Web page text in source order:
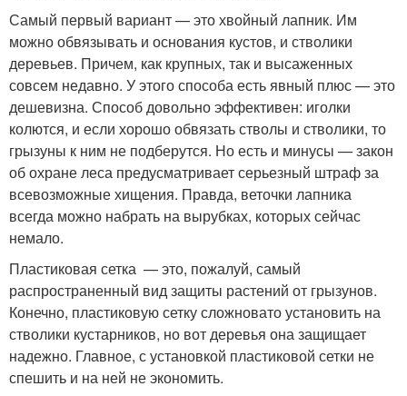
Самый первый вариант — это хвойный лапник. Им
можно обвязывать и основания кустов, и стволики
деревьев. Причем, как крупных, так и высаженных
совсем недавно. У этого способа есть явный плюс — это
дешевизна. Способ довольно эффективен: иголки
колются, и если хорошо обвязать стволы и стволики, то
грызуны к ним не подберутся. Но есть и минусы — закон
об охране леса предусматривает серьезный штраф за
всевозможные хищения. Правда, веточки лапника
всегда можно набрать на вырубках, которых сейчас
немало.
Пластиковая сетка — это, пожалуй, самый
распространенный вид защиты растений от грызунов.
Конечно, пластиковую сетку сложновато установить на
стволики кустарников, но вот деревья она защищает
надежно. Главное, с установкой пластиковой сетки не
спешить и на ней не экономить.